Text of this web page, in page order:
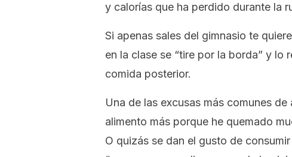
y calorías que ha perdido durante la
Si apenas sales del gimnasio te
en la clase se “tire por la borda” y lo
comida posterior.
Una de las excusas más comunes
alimento más porque he quemado
O quizás se dan el gusto de